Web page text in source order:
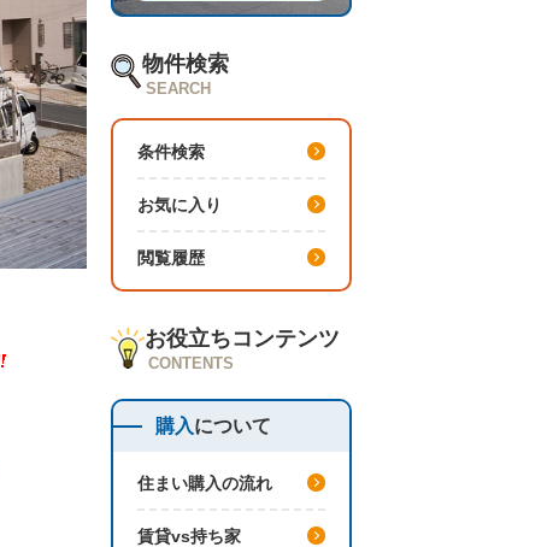
物件検索
SEARCH
条件検索
お気に入り
閲覧履歴
お役立ちコンテンツ
CONTENTS
購入について
住まい購入の流れ
賃貸vs持ち家